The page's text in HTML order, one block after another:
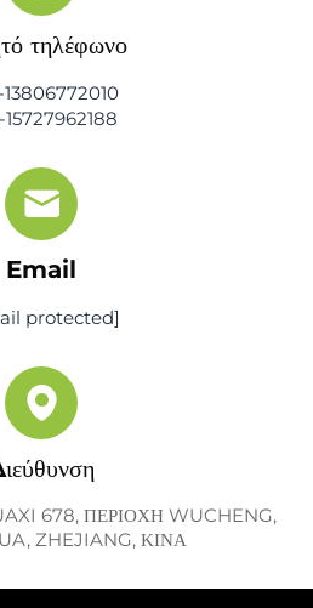
τηλέφωνο
Email
protected]
678, ΠΕΡΙΟΧΗ WUCHENG,
ZHEJIANG, ΚΙΝΑ